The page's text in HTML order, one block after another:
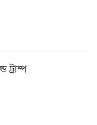
ট্রাম্প